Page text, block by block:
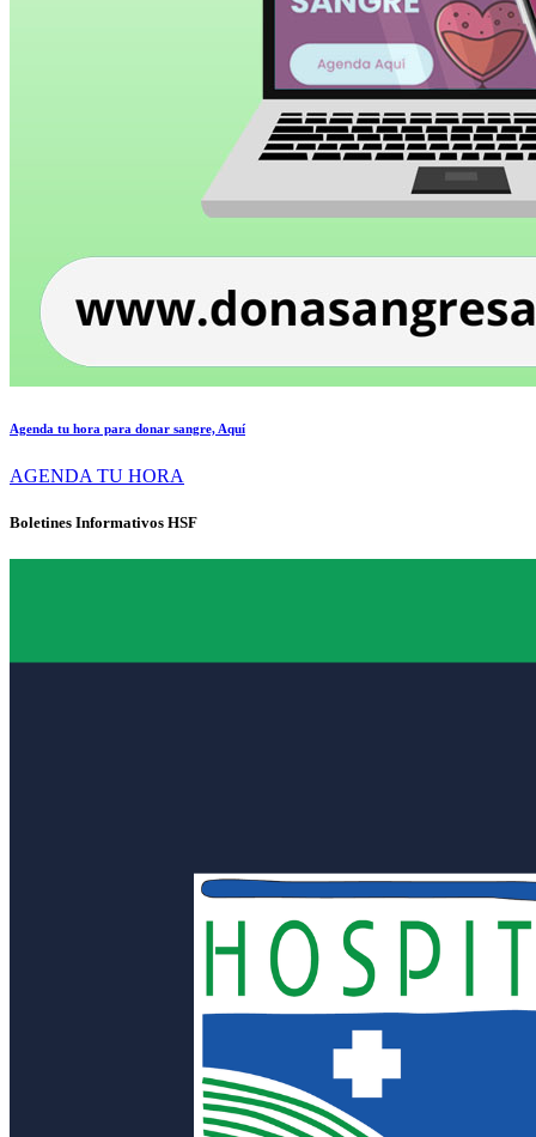
Agenda tu hora para donar sangre, Aquí
AGENDA TU HORA
Boletines Informativos HSF